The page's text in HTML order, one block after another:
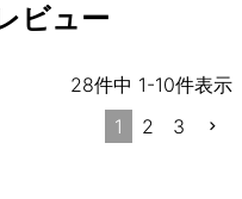
ビュー
28件中 1-10件表示
1
2 3